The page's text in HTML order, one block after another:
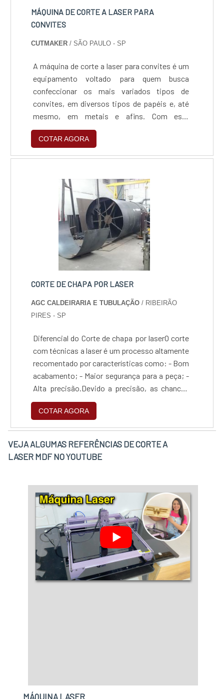
colaboradores eficientes, fecha todo o ciclo de
entrega com excelência para toda a carteira de
clientes.
MÁQUINA DE CORTE A LASER PARA
CONVITES
CUTMAKER / SÃO PAULO - SP
A máquina de corte a laser para convites é um
equipamento voltado para quem busca
confeccionar os mais variados tipos de
convites, em diversos tipos de papéis e, até
mesmo, em metais e afins. Com este
equipamento, você pode automatizar todo o
processo do corte e gravação, padronizando a
alta qualidade e aumentando a produtividade.O
CO2, produzido através da emissão de gases
que são catalisadores....
COTAR AGORA
CORTE DE CHAPA POR LASER
AGC CALDEIRARIA E TUBULAÇÃO / RIBEIRÃO
PIRES - SP
Diferencial do Corte de chapa por laserO corte
com técnicas a laser é um processo altamente
recomentado por características como: - Bom
acabamento; - Maior segurança para a peça; -
Alta precisão.Devido a precisão, as chances
de desperdícios são reduzidas, contribuindo
para um melhor custo benefício.A AGC possui
ampla experiência em serviços de corte
incluindo o laser. Conta com profissionais
qualificados com mais de uma formação
técnica, garan....
COTAR AGORA
VEJA ALGUMAS REFERÊNCIAS DE CORTE A
LASER MDF NO YOUTUBE
MÁQUINA LASER